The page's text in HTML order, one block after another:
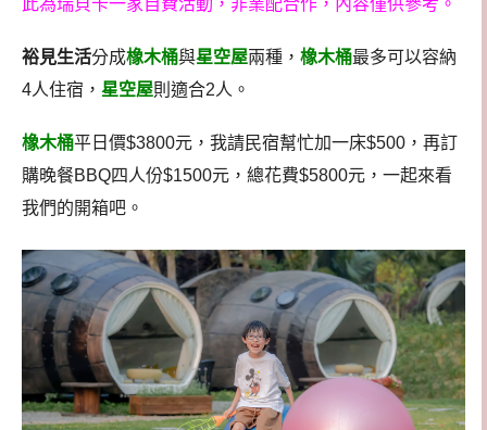
此為瑞貝卡一家自費活動，非業配合作，內容僅供參考。
裕見生活分成橡木桶與星空屋兩種， 橡木桶最多可以容納
4人住宿， 星空屋則適合2人。
橡木桶平日價$3800元，我請民宿幫忙加一床$500，再訂
購晚餐BBQ四人份$1500元，總花費$5800元，一起來看
我們的開箱吧。